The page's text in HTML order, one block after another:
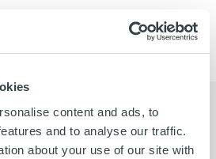
content and ads, to
and to analyse our traffic.
about your use of our site with